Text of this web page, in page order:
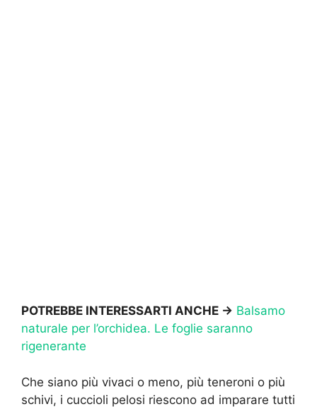
POTREBBE INTERESSARTI ANCHE -> Balsamo
naturale per l’orchidea. Le foglie saranno
rigenerante
Che siano più vivaci o meno, più teneroni o più
schivi, i cuccioli pelosi riescono ad imparare tutti